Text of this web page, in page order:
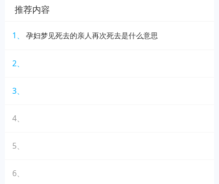
推荐内容
1、 孕妇梦见死去的亲人再次死去是什么意思
2、
3、
4、
5、
6、